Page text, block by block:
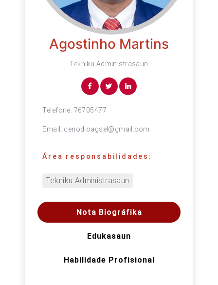
Agostinho Martins
Tekniku Administrasaun
Telefone: 76705477
Email: cenodioagsel@gmail.com
Área responsabilidades:
Tekniku Administrasaun
Nota Biográfika
Edukasaun
Habilidade Profisional